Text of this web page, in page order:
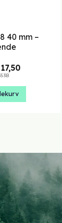
40 mm –
Nåværende
kr 17,50.